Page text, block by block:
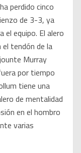
perdido cinco
de 3-3, ya
el equipo. El alero
tendón de la
Murray
por tiempo
tiene una
de mentalidad
en el hombro
varias